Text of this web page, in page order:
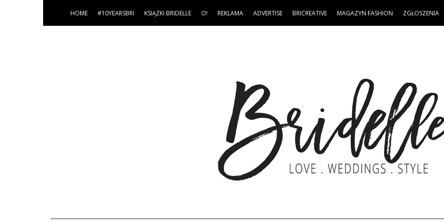
HOME #10YEARSBRI KSIĄŻKI BRIDELLE O! REKLAMA ADVERTISE BRICREATIVE MAGAZYN FASHION ZGŁOSZENIA